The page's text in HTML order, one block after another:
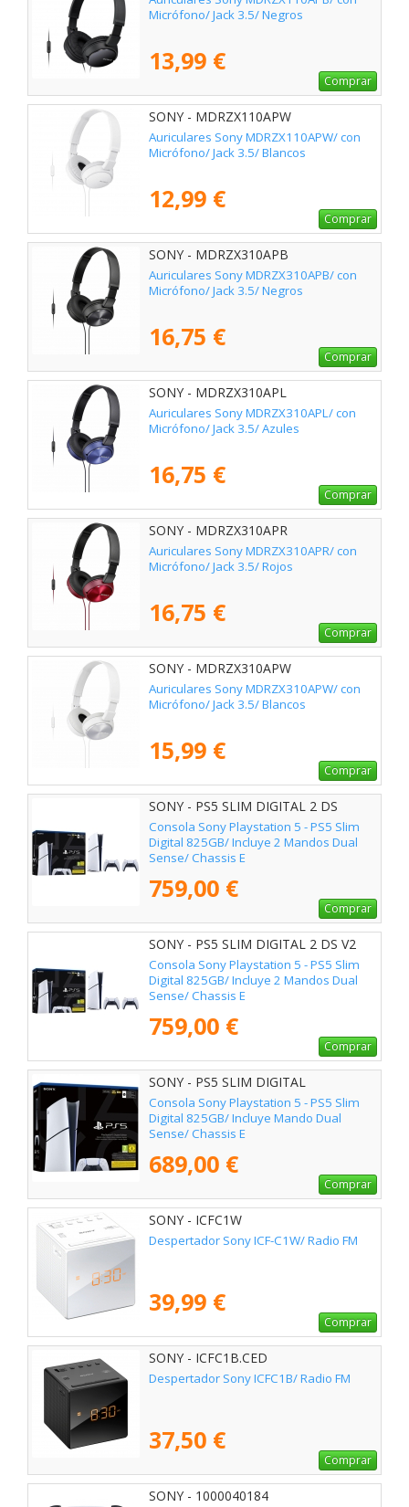
Micrófono/ Jack 3.5/ Negros
13,99 €
Comprar
SONY - MDRZX110APW
Auriculares Sony MDRZX110APW/ con
Micrófono/ Jack 3.5/ Blancos
12,99 €
Comprar
SONY - MDRZX310APB
Auriculares Sony MDRZX310APB/ con
Micrófono/ Jack 3.5/ Negros
16,75 €
Comprar
SONY - MDRZX310APL
Auriculares Sony MDRZX310APL/ con
Micrófono/ Jack 3.5/ Azules
16,75 €
Comprar
SONY - MDRZX310APR
Auriculares Sony MDRZX310APR/ con
Micrófono/ Jack 3.5/ Rojos
16,75 €
Comprar
SONY - MDRZX310APW
Auriculares Sony MDRZX310APW/ con
Micrófono/ Jack 3.5/ Blancos
15,99 €
Comprar
SONY - PS5 SLIM DIGITAL 2 DS
Consola Sony Playstation 5 - PS5 Slim
Digital 825GB/ Incluye 2 Mandos Dual
Sense/ Chassis E
759,00 €
Comprar
SONY - PS5 SLIM DIGITAL 2 DS V2
Consola Sony Playstation 5 - PS5 Slim
Digital 825GB/ Incluye 2 Mandos Dual
Sense/ Chassis E
759,00 €
Comprar
SONY - PS5 SLIM DIGITAL
Consola Sony Playstation 5 - PS5 Slim
Digital 825GB/ Incluye Mando Dual
Sense/ Chassis E
689,00 €
Comprar
SONY - ICFC1W
Despertador Sony ICF-C1W/ Radio FM
39,99 €
Comprar
SONY - ICFC1B.CED
Despertador Sony ICFC1B/ Radio FM
37,50 €
Comprar
SONY - 1000040184